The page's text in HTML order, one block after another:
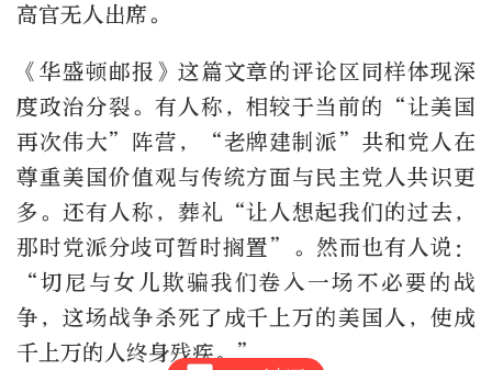
高官无人出席。
《华盛顿邮报》这篇文章的评论区同样体现深
度政治分裂。有人称，相较于当前的“让美国
再次伟大”阵营，“老牌建制派”共和党人在
尊重美国价值观与传统方面与民主党人共识更
多。还有人称，葬礼“让人想起我们的过去，
那时党派分歧可暂时搁置”。然而也有人说：
“切尼与女儿欺骗我们卷入一场不必要的战
争，这场战争杀死了成千上万的美国人，使成
千上万的人终身残疾。”